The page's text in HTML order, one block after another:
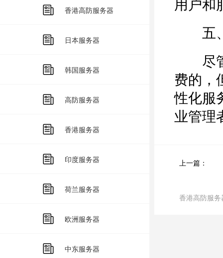
香港高防服务器
日本服务器
韩国服务器
高防服务器
香港服务器
印度服务器
荷兰服务器
欧洲服务器
中东服务器
五、
尽管
费的，
性化服
业管理
上一篇：
香港高防服